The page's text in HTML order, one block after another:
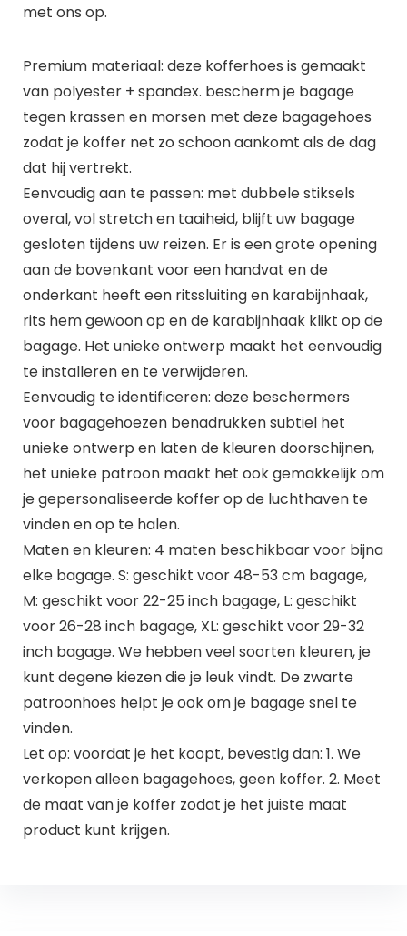
met ons op.
Premium materiaal: deze kofferhoes is gemaakt
van polyester + spandex. bescherm je bagage
tegen krassen en morsen met deze bagagehoes
zodat je koffer net zo schoon aankomt als de dag
dat hij vertrekt.
Eenvoudig aan te passen: met dubbele stiksels
overal, vol stretch en taaiheid, blijft uw bagage
gesloten tijdens uw reizen. Er is een grote opening
aan de bovenkant voor een handvat en de
onderkant heeft een ritssluiting en karabijnhaak,
rits hem gewoon op en de karabijnhaak klikt op de
bagage. Het unieke ontwerp maakt het eenvoudig
te installeren en te verwijderen.
Eenvoudig te identificeren: deze beschermers
voor bagagehoezen benadrukken subtiel het
unieke ontwerp en laten de kleuren doorschijnen,
het unieke patroon maakt het ook gemakkelijk om
je gepersonaliseerde koffer op de luchthaven te
vinden en op te halen.
Maten en kleuren: 4 maten beschikbaar voor bijna
elke bagage. S: geschikt voor 48-53 cm bagage,
M: geschikt voor 22-25 inch bagage, L: geschikt
voor 26-28 inch bagage, XL: geschikt voor 29-32
inch bagage. We hebben veel soorten kleuren, je
kunt degene kiezen die je leuk vindt. De zwarte
patroonhoes helpt je ook om je bagage snel te
vinden.
Let op: voordat je het koopt, bevestig dan: 1. We
verkopen alleen bagagehoes, geen koffer. 2. Meet
de maat van je koffer zodat je het juiste maat
product kunt krijgen.